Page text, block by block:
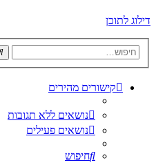
דילוג לתוכן
קישורים מהירים
נושאים ללא תגובות
נושאים פעילים
חיפוש